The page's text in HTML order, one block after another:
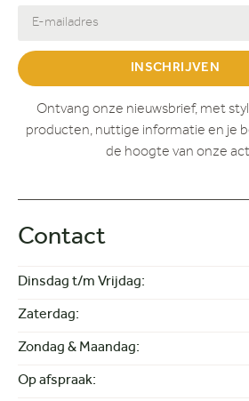
INSCHRIJVEN
Ontvang onze nieuwsbrief, met
producten, nuttige informatie en je
de hoogte van onze
Contact
Dinsdag t/m Vrijdag:
Zaterdag:
Zondag & Maandag:
Op afspraak: